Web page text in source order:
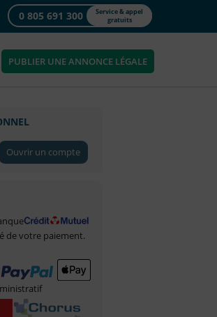
0 805 691 300
Service & appel
gratuits
PUBLIER UNE ANNONCE LÉGALE
Ouvrir un compte
de votre paiement.